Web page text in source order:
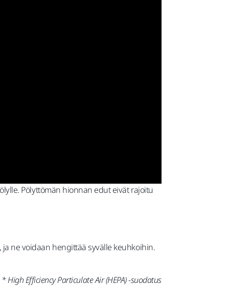
Pölyttömän hionnan edut eivät rajoitu
ne voidaan hengittää syvälle keuhkoihin.
* High Efficiency Particulate Air (HEPA) -suodatus